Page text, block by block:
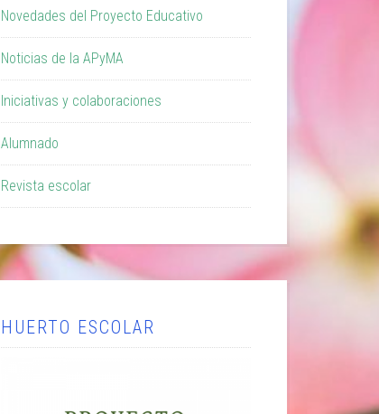
Novedades del Proyecto Educativo
Noticias de la APyMA
Iniciativas y colaboraciones
Alumnado
Revista escolar
HUERTO ESCOLAR